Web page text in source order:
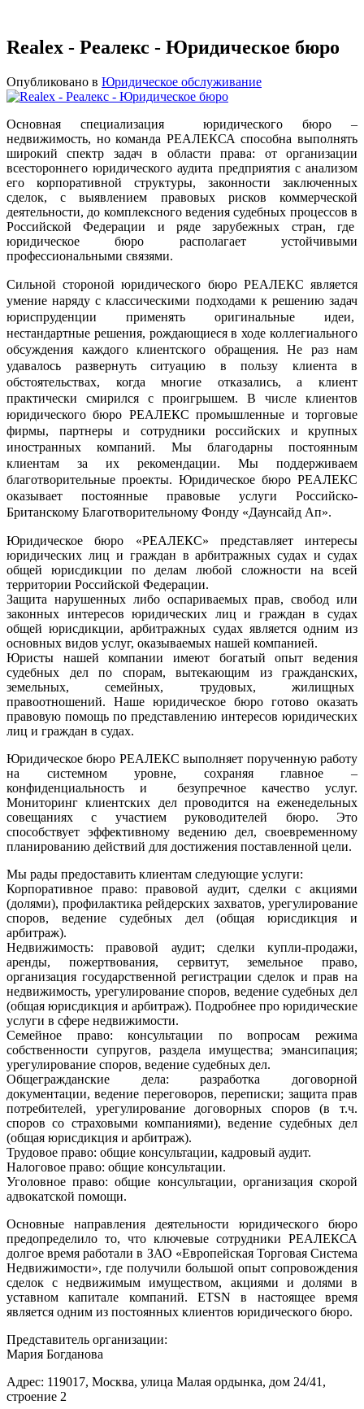
Realex - Реалекс - Юридическое бюро
Опубликовано в Юридическое обслуживание
Основная специализация юридического бюро –
недвижимость, но команда РЕАЛЕКСА способна выполнять
широкий спектр задач в области права: от организации
всестороннего юридического аудита предприятия с анализом
его корпоративной структуры, законности заключенных
сделок, с выявлением правовых рисков коммерческой
деятельности, до комплексного ведения судебных процессов в
Российской Федерации и ряде зарубежных стран, где
юридическое бюро располагает устойчивыми
профессиональными связями.
Сильной стороной юридического бюро РЕАЛЕКС является
умение наряду с классическими подходами к решению задач
юриспруденции применять оригинальные идеи,
нестандартные решения, рождающиеся в ходе коллегиального
обсуждения каждого клиентского обращения. Не раз нам
удавалось развернуть ситуацию в пользу клиента в
обстоятельствах, когда многие отказались, а клиент
практически смирился с проигрышем. В числе клиентов
юридического бюро РЕАЛЕКС промышленные и торговые
фирмы, партнеры и сотрудники российских и крупных
иностранных компаний. Мы благодарны постоянным
клиентам за их рекомендации. Мы поддерживаем
благотворительные проекты. Юридическое бюро РЕАЛЕКС
оказывает постоянные правовые услуги Российско-
Британскому Благотворительному Фонду «Даунсайд Ап».
Юридическое бюро «РЕАЛЕКС» представляет интересы
юридических лиц и граждан в арбитражных судах и судах
общей юрисдикции по делам любой сложности на всей
территории Российской Федерации.
Защита нарушенных либо оспариваемых прав, свобод или
законных интересов юридических лиц и граждан в судах
общей юрисдикции, арбитражных судах является одним из
основных видов услуг, оказываемых нашей компанией.
Юристы нашей компании имеют богатый опыт ведения
судебных дел по спорам, вытекающим из гражданских,
земельных, семейных, трудовых, жилищных
правоотношений. Наше юридическое бюро готово оказать
правовую помощь по представлению интересов юридических
лиц и граждан в судах.
Юридическое бюро РЕАЛЕКС выполняет порученную работу
на системном уровне, сохраняя главное –
конфиденциальность и безупречное качество услуг.
Мониторинг клиентских дел проводится на еженедельных
совещаниях с участием руководителей бюро. Это
способствует эффективному ведению дел, своевременному
планированию действий для достижения поставленной цели.
Мы рады предоставить клиентам следующие услуги:
Корпоративное право: правовой аудит, сделки с акциями
(долями), профилактика рейдерских захватов, урегулирование
споров, ведение судебных дел (общая юрисдикция и
арбитраж).
Недвижимость: правовой аудит; сделки купли-продажи,
аренды, пожертвования, сервитут, земельное право,
организация государственной регистрации сделок и прав на
недвижимость, урегулирование споров, ведение судебных дел
(общая юрисдикция и арбитраж). Подробнее про юридические
услуги в сфере недвижимости.
Семейное право: консультации по вопросам режима
собственности супругов, раздела имущества; эмансипация;
урегулирование споров, ведение судебных дел.
Общегражданские дела: разработка договорной
документации, ведение переговоров, переписки; защита прав
потребителей, урегулирование договорных споров (в т.ч.
споров со страховыми компаниями), ведение судебных дел
(общая юрисдикция и арбитраж).
Трудовое право: общие консультации, кадровый аудит.
Налоговое право: общие консультации.
Уголовное право: общие консультации, организация скорой
адвокатской помощи.
Основные направления деятельности юридического бюро
предопределило то, что ключевые сотрудники РЕАЛЕКСА
долгое время работали в ЗАО «Европейская Торговая Система
Недвижимости», где получили большой опыт сопровождения
сделок с недвижимым имуществом, акциями и долями в
уставном капитале компаний. ETSN в настоящее время
является одним из постоянных клиентов юридического бюро.
Представитель организации:
Мария Богданова
Адрес: 119017, Москва, улица Малая ордынка, дом 24/41,
строение 2